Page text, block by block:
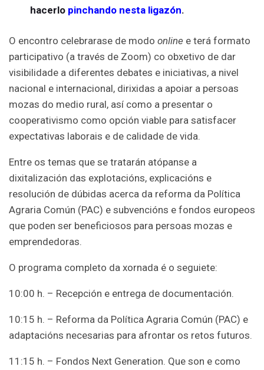
hacerlo pinchando nesta ligazón.
O encontro celebrarase de modo online e terá formato
participativo (a través de Zoom) co obxetivo de dar
visibilidade a diferentes debates e iniciativas, a nivel
nacional e internacional, dirixidas a apoiar a persoas
mozas do medio rural, así como a presentar o
cooperativismo como opción viable para satisfacer
expectativas laborais e de calidade de vida.
Entre os temas que se tratarán atópanse a
dixitalización das explotacións, explicacións e
resolución de dúbidas acerca da reforma da Política
Agraria Común (PAC) e subvencións e fondos europeos
que poden ser beneficiosos para persoas mozas e
emprendedoras.
O programa completo da xornada é o seguiete:
10:00 h. – Recepción e entrega de documentación.
10:15 h. – Reforma da Política Agraria Común (PAC) e
adaptacións necesarias para afrontar os retos futuros.
11:15 h. – Fondos Next Generation. Que son e como